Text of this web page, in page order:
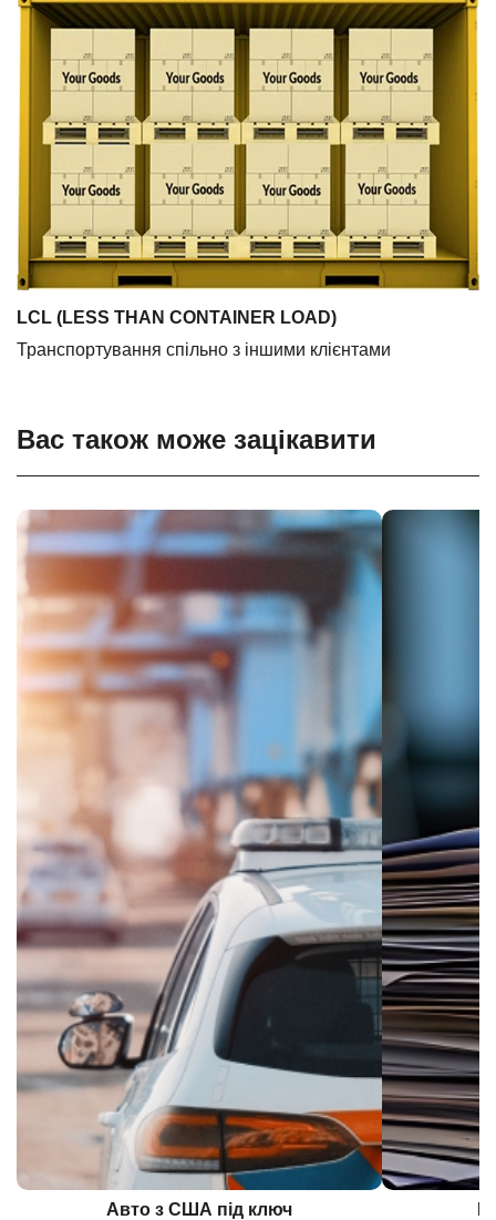
LCL (LESS THAN CONTAINER LOAD)
Транспортування спільно з іншими клієнтами
Вас також може зацікавити
Авто з США під ключ